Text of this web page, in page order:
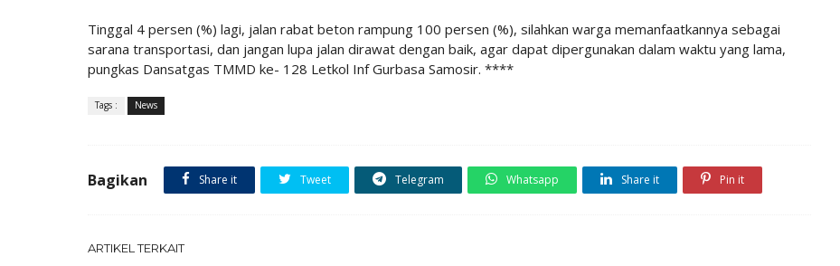
Tinggal 4 persen (%) lagi, jalan rabat beton rampung 100 persen (%), silahkan warga memanfaatkannya sebagai
sarana transportasi, dan jangan lupa jalan dirawat dengan baik, agar dapat dipergunakan dalam waktu yang lama,
pungkas Dansatgas TMMD ke- 128 Letkol Inf Gurbasa Samosir. ****
Tags : News
Bagikan Share it Tweet Telegram Whatsapp Share it Pin it
ARTIKEL TERKAIT